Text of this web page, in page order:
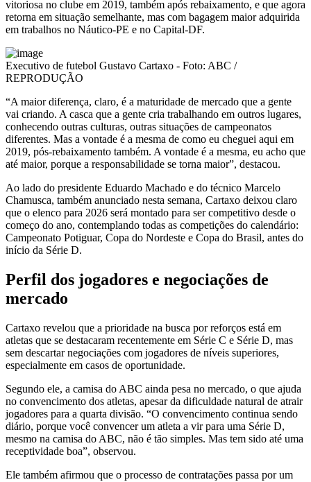
vitoriosa no clube em 2019, também após rebaixamento, e que agora
retorna em situação semelhante, mas com bagagem maior adquirida
em trabalhos no Náutico-PE e no Capital-DF.
Executivo de futebol Gustavo Cartaxo - Foto: ABC /
REPRODUÇÃO
“A maior diferença, claro, é a maturidade de mercado que a gente
vai criando. A casca que a gente cria trabalhando em outros lugares,
conhecendo outras culturas, outras situações de campeonatos
diferentes. Mas a vontade é a mesma de como eu cheguei aqui em
2019, pós-rebaixamento também. A vontade é a mesma, eu acho que
até maior, porque a responsabilidade se torna maior”, destacou.
Ao lado do presidente Eduardo Machado e do técnico Marcelo
Chamusca, também anunciado nesta semana, Cartaxo deixou claro
que o elenco para 2026 será montado para ser competitivo desde o
começo do ano, contemplando todas as competições do calendário:
Campeonato Potiguar, Copa do Nordeste e Copa do Brasil, antes do
início da Série D.
Perfil dos jogadores e negociações de
mercado
Cartaxo revelou que a prioridade na busca por reforços está em
atletas que se destacaram recentemente em Série C e Série D, mas
sem descartar negociações com jogadores de níveis superiores,
especialmente em casos de oportunidade.
Segundo ele, a camisa do ABC ainda pesa no mercado, o que ajuda
no convencimento dos atletas, apesar da dificuldade natural de atrair
jogadores para a quarta divisão. “O convencimento continua sendo
diário, porque você convencer um atleta a vir para uma Série D,
mesmo na camisa do ABC, não é tão simples. Mas tem sido até uma
receptividade boa”, observou.
Ele também afirmou que o processo de contratações passa por um